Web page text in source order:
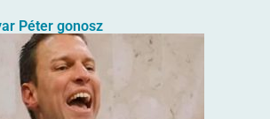
Péter gonosz